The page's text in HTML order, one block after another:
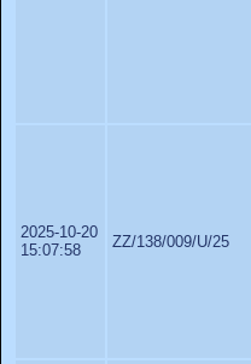
2025-10-20
15:07:58
ZZ/138/009/U/25